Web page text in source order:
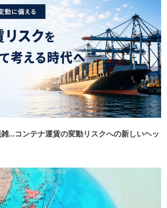
…コンテナ運賃の変動リスクへの新しいヘッ